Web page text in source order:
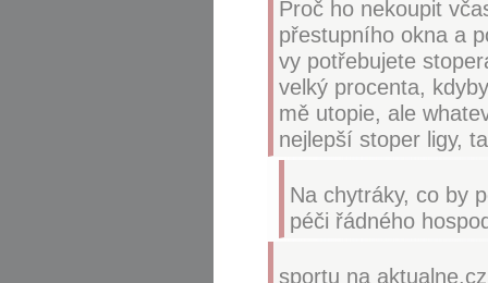
Proč ho nekoupit
přestupního okna a
vy potřebujete
velký procenta,
mě utopie, ale
nejlepší stoper ligy,
Na chytráky, co by
péči řádného
sportu na